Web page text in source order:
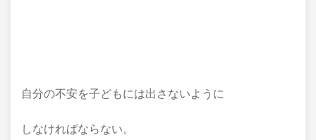
自分の不安を子どもには出さないように
しなければならない。